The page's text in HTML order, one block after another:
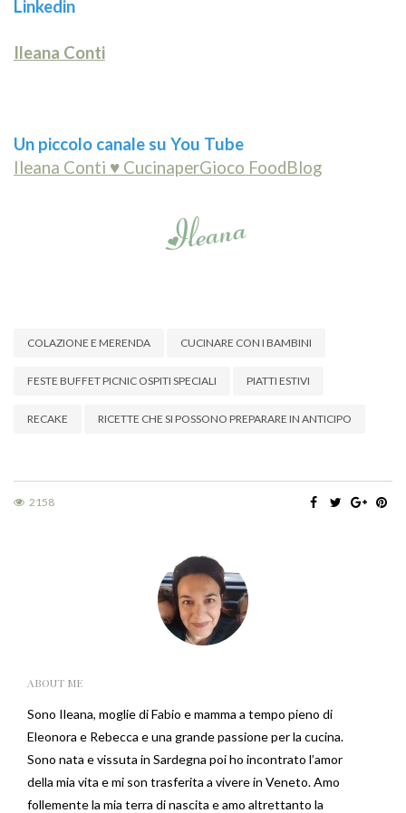
Linkedin
Ileana Conti
Un piccolo canale su You Tube
Ileana Conti ♥ CucinaperGioco FoodBlog
COLAZIONE E MERENDA CUCINARE CON I BAMBINI
FESTE BUFFET PICNIC OSPITI SPECIALI PIATTI ESTIVI
RECAKE RICETTE CHE SI POSSONO PREPARARE IN ANTICIPO
2158
ABOUT ME
Sono Ileana, moglie di Fabio e mamma a tempo pieno di
Eleonora e Rebecca e una grande passione per la cucina.
Sono nata e vissuta in Sardegna poi ho incontrato l’amor
della mia vita e mi son trasferita a vivere in Veneto. Amo
follemente la mia terra di nascita e amo altrettanto la